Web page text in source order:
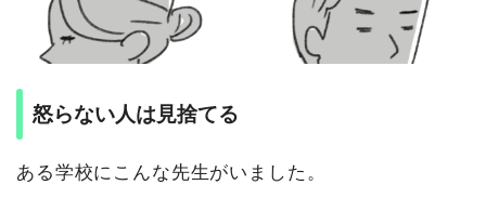
怒らない人は見捨てる
ある学校にこんな先生がいました。